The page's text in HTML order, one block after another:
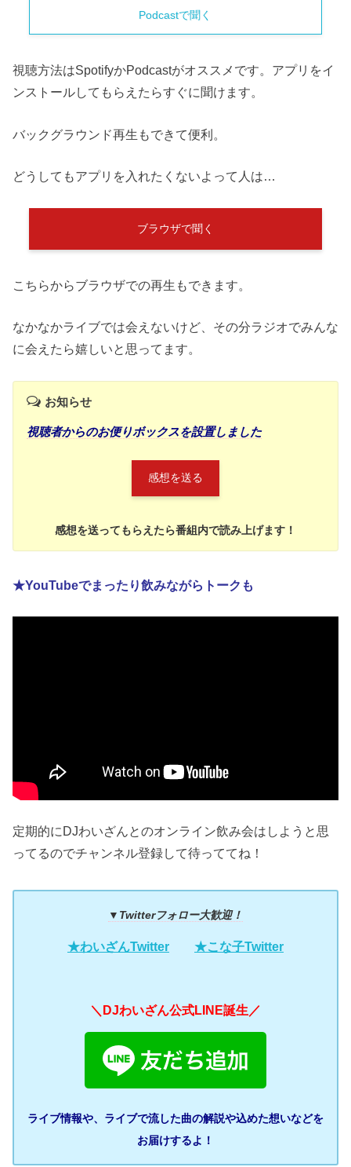
Podcastで聞く
視聴方法はSpotifyかPodcastがオススメです。アプリをイ
ンストールしてもらえたらすぐに聞けます。
バックグラウンド再生もできて便利。
どうしてもアプリを入れたくないよって人は…
ブラウザで聞く
こちらからブラウザでの再生もできます。
なかなかライブでは会えないけど、その分ラジオでみんな
に会えたら嬉しいと思ってます。
お知らせ
視聴者からのお便りボックスを設置しました
感想を送る
感想を送ってもらえたら番組内で読み上げます！
★YouTubeでまったり飲みながらトークも
定期的にDJわいざんとのオンライン飲み会はしようと思
ってるのでチャンネル登録して待っててね！
▼Twitterフォロー大歓迎！
★わいざんTwitter ★こな子Twitter
＼DJわいざん公式LINE誕生／
ライブ情報や、ライブで流した曲の解説や込めた想いなどを
お届けするよ！